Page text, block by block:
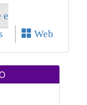
e
Web